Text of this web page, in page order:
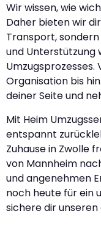
Wir wissen, wie
Daher bieten wir
Transport,
und Unterstützung
Umzugsprozesses.
Organisation bis
deiner Seite und
Mit Heim
entspannt
Zuhause in Zwolle
von Mannheim
und angenehmen
noch heute für ein
sichere dir